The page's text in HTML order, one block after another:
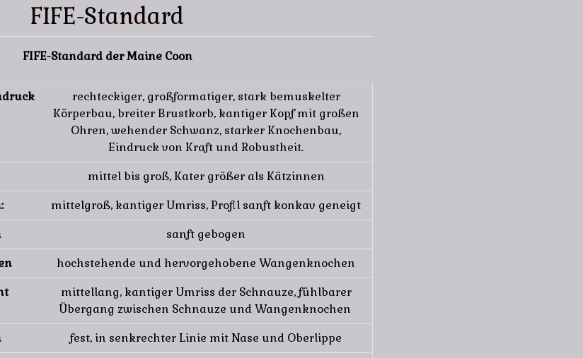
FIFE-Standard
FIFE-Standard der Maine Coon
rechteckiger, großformatiger, stark bemuskelter
Körperbau, breiter Brustkorb, kantiger Kopf mit großen
Ohren, wehender Schwanz, starker Knochenbau,
Eindruck von Kraft und Robustheit.
mittel bis groß, Kater größer als Kätzinnen
mittelgroß, kantiger Umriss, Profil sanft konkav geneigt
sanft gebogen
hochstehende und hervorgehobene Wangenknochen
mittellang, kantiger Umriss der Schnauze, fühlbarer
Übergang zwischen Schnauze und Wangenknochen
fest, in senkrechter Linie mit Nase und Oberlippe